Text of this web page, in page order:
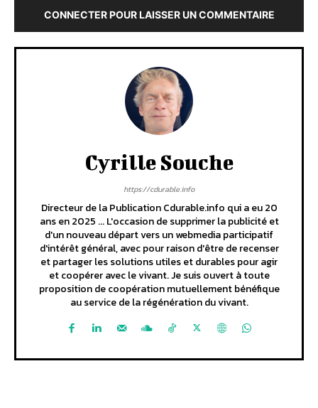
CONNECTER POUR LAISSER UN COMMENTAIRE
Cyrille Souche
https://cdurable.info
Directeur de la Publication Cdurable.info qui a eu 20
ans en 2025 ... L'occasion de supprimer la publicité et
d'un nouveau départ vers un webmedia participatif
d'intérêt général, avec pour raison d'être de recenser
et partager les solutions utiles et durables pour agir
et coopérer avec le vivant. Je suis ouvert à toute
proposition de coopération mutuellement bénéfique
au service de la régénération du vivant.